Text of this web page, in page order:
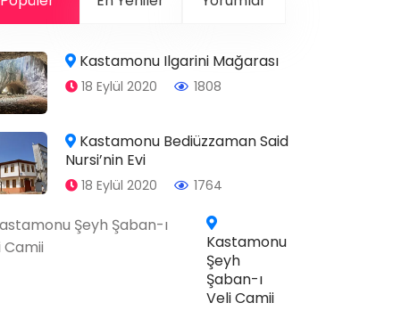
Kastamonu Ilgarini Mağarası
18 Eylül 2020 1808
Kastamonu Bediüzzaman Said
Nursi’nin Evi
18 Eylül 2020 1764
Kastamonu
Şeyh
Şaban-ı
Veli Camii